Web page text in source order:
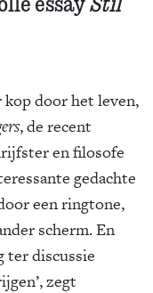
kop door het leven,
, de recent
en filosofe
gedachte
een ringtone,
scherm. En
ter discussie
zegt